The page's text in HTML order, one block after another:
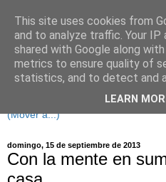
domingo, 15 de septiembre de 2013
Con la mente en
This site uses cookies from
and to analyze traffic. Your IP
shared with Google along
metrics to ensure quality of
statistics, and to detect and
LEARN